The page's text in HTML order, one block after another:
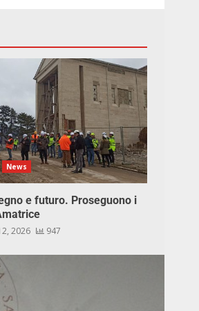
News
e futuro. Proseguono i
2026 947